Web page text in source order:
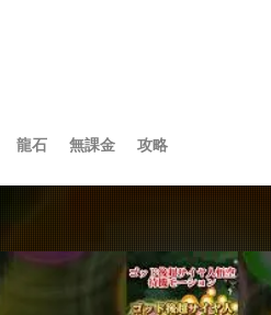
龍石 無課金 攻略